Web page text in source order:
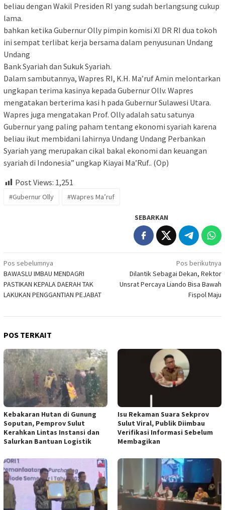
beliau dengan Wakil Presiden RI yang sudah berlangsung cukup
lama.
bahkan ketika Gubernur Olly pimpin komisi XI DR RI dua tokoh
ini sempat terlibat kerja bersama dalam penyusunan Undang
Undang
Bank Syariah dan Sukuk Syariah.
Dalam sambutannya, Wapres RI, K.H. Ma’ruf Amin melontarkan
ungkapan terima kasinya kepada Gubernur Ollv. Wapres
mengatakan berterima kasi h pada Gubernur Sulawesi Utara.
Wapres juga mengatakan Prof. Olly adalah satu satunya
Gubernur yang paling paham tentang ekonomi syariah karena
beliau ikut membidani lahirnya Undang Undang Perbankan
Syariah yang merupakan cikal bakal ekonomi dan keuangan
syariah di Indonesia” ungkap Kiayai Ma’Ruf.. (Op)
Post Views: 1,251
#Gubernur Olly #Wapres Ma’ruf
SEBARKAN
Navigasi
pos
Pos sebelumnya
BAWASLU IMBAU MENDAGRI
PASTIKAN KEPALA DAERAH TAK
LAKUKAN PENGGANTIAN PEJABAT
Pos berikutnya
Dilantik Sebagai Dekan, Rektor
Unsrat Percaya Liando Bisa Bawah
Fispol Maju
POS TERKAIT
Kebakaran Hutan di Gunung
Soputan, Pemprov Sulut
Kerahkan Lintas Instansi dan
Salurkan Bantuan Logistik
Isu Rekaman Suara Sekprov
Sulut Viral, Publik Diimbau
Verifikasi Informasi Sebelum
Membagikan